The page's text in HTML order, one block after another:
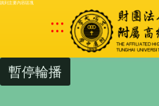
跳到主要內容區塊
:::
暫停輪播